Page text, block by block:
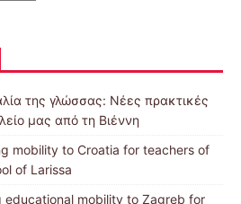
της γλώσσας: Νέες πρακτικές
μας από τη Βιέννη
mobility to Croatia for teachers of
of Larissa
educational mobility to Zagreb for